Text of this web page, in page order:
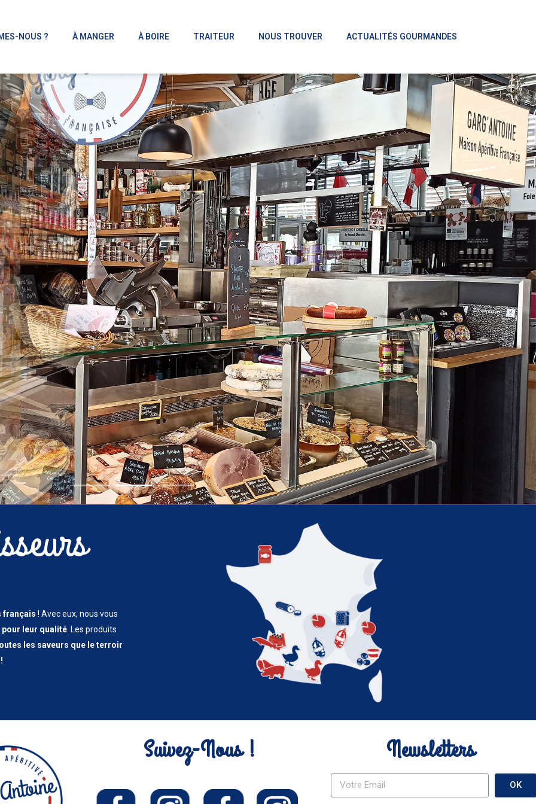
NOUS ? À MANGER À BOIRE TRAITEUR NOUS TROUVER ACTUALITÉS GOURMANDES
Fromages
Canard
Du
Produits De La Mer ...
MIAM MIAM !
français ! Avec eux, nous vous
leur qualité. Les produits
les saveurs que le terroir
Suivez-Nous ! Newsletters
OK